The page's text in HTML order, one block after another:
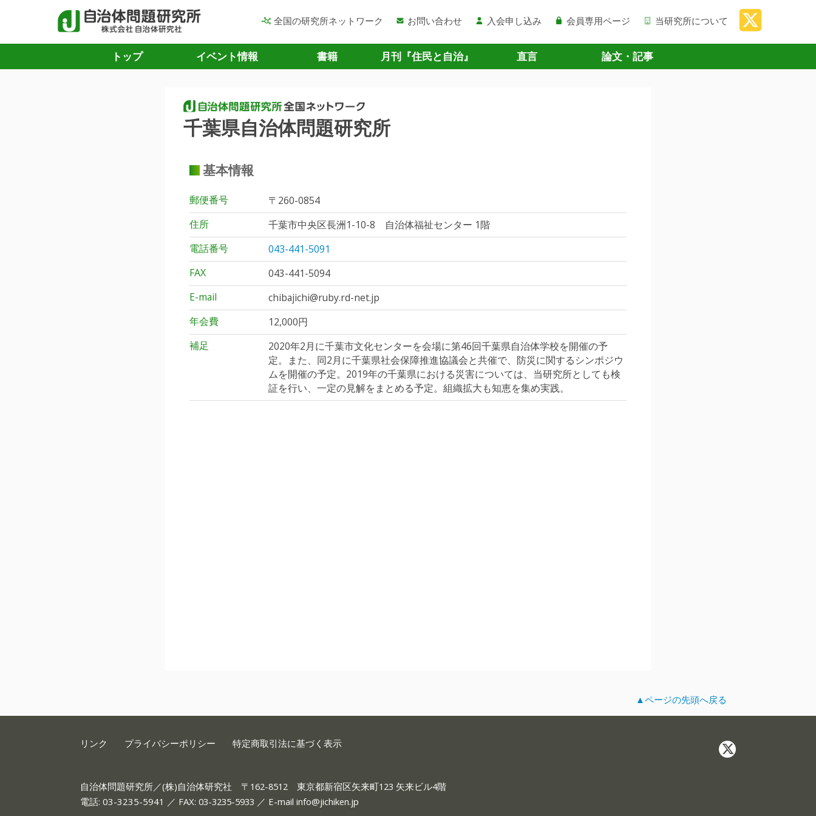
全国の研究所ネットワーク お問い合わせ 入会申し込み 会員専用ページ 当研究所について
トップ イベント情報 書籍 月刊『住民と自治』 直言 論文・記事
千葉県自治体問題研究所
基本情報
郵便番号
〒260-0854
住所
千葉市中央区長洲1-10-8 自治体福祉センター 1階
電話番号
043-441-5091
FAX
043-441-5094
E-mail
chibajichi@ruby.rd-net.jp
年会費
12,000円
補足
2020年2月に千葉市文化センターを会場に第46回千葉県自治体学校を開催の予
定。また、同2月に千葉県社会保障推進協議会と共催で、防災に関するシンポジウ
ムを開催の予定。2019年の千葉県における災害については、当研究所としても検
証を行い、一定の見解をまとめる予定。組織拡大も知恵を集め実践。
▲ページの先頭へ戻る
リンク プライバシーポリシー 特定商取引法に基づく表示
自治体問題研究所／(株)自治体研究社 〒162-8512 東京都新宿区矢来町123 矢来ビル4階
電話: 03-3235-5941 ／ FAX: 03-3235-5933 ／ E-mail info@jichiken.jp